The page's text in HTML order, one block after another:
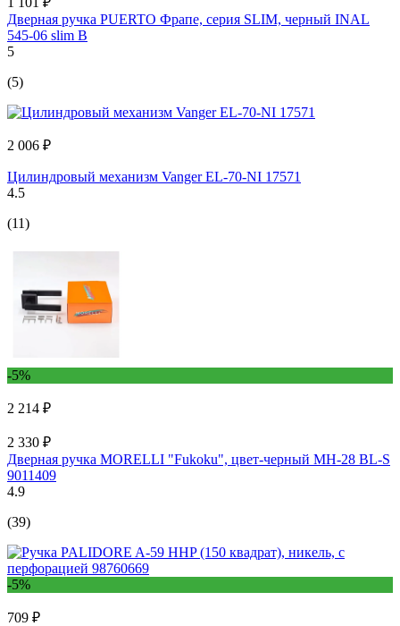
Дверная ручка PUERTO Фрапе, серия SLIM, черный INAL
545-06 slim B
5
(5)
2 006 ₽
Цилиндровый механизм Vanger EL-70-NI 17571
4.5
(11)
-5%
2 214 ₽
2 330 ₽
Дверная ручка MORELLI "Fukoku", цвет-черный MH-28 BL-S
9011409
4.9
(39)
-5%
709 ₽